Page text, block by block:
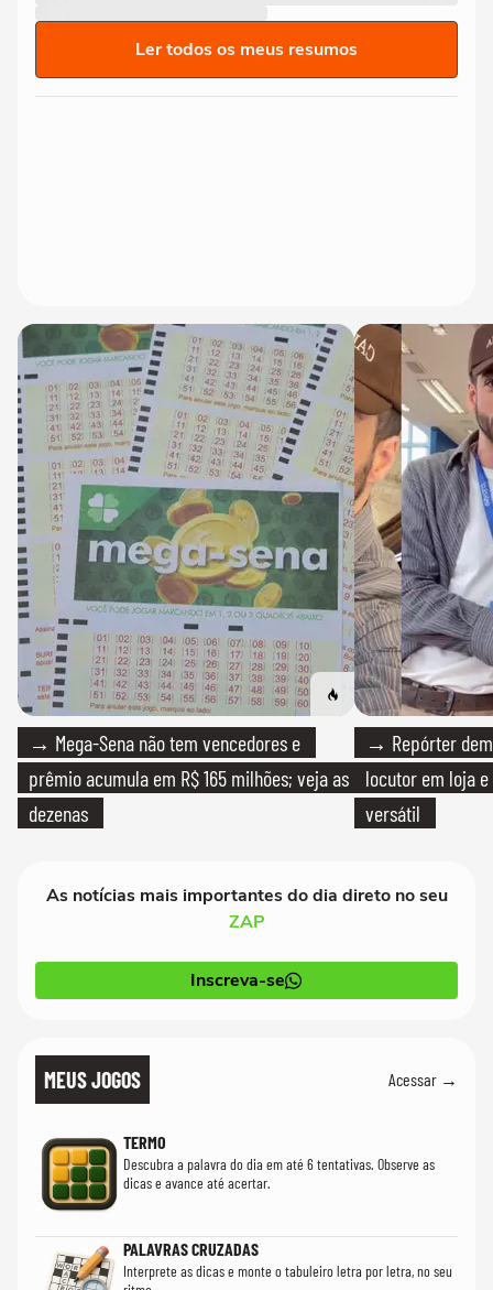
Ler todos os meus resumos
→ Mega-Sena não tem vencedores e
prêmio acumula em R$ 165 milhões; veja as
dezenas
→ Repórter
locutor em loja
versátil
As notícias mais importantes do dia direto no seu
ZAP
Inscreva-se
MEUS JOGOS Acessar →
TERMO
Descubra a palavra do dia em até 6 tentativas. Observe as
dicas e avance até acertar.
PALAVRAS CRUZADAS
Interprete as dicas e monte o tabuleiro letra por letra, no seu